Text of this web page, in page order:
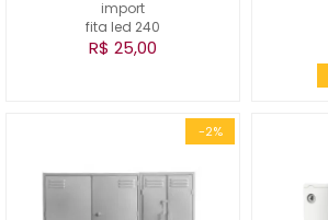
import
fita led 240
R$ 25,00
-2%